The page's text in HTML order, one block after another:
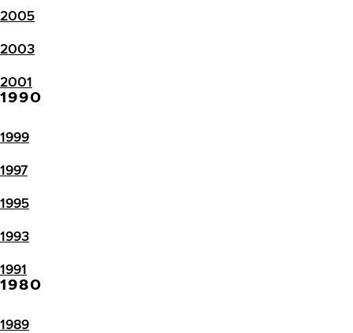
2005
2003
2001
1990
1999
1997
1995
1993
1991
1980
1989